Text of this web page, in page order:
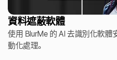
資料遮蔽軟體
使用 BlurMe 的 AI 去識別化軟體
動化處理。